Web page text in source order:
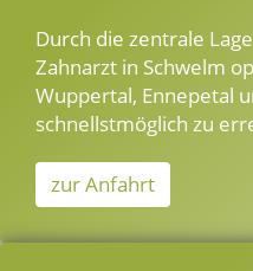
Durch die zentrale
Zahnarzt in Schwelm
Wuppertal, Ennepetal
schnellstmöglich zu
zur Anfahrt